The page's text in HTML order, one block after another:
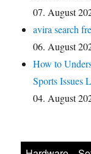
07. August
avira search
06. August
How to
Sports Issues
04. August